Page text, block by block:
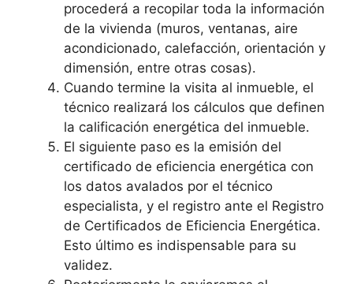
procederá a recopilar toda la información
de la vivienda (muros, ventanas, aire
acondicionado, calefacción, orientación y
dimensión, entre otras cosas).
Cuando termine la visita al inmueble, el
técnico realizará los cálculos que definen
la calificación energética del inmueble.
El siguiente paso es la emisión del
certificado de eficiencia energética con
los datos avalados por el técnico
especialista, y el registro ante el Registro
de Certificados de Eficiencia Energética.
Esto último es indispensable para su
validez.